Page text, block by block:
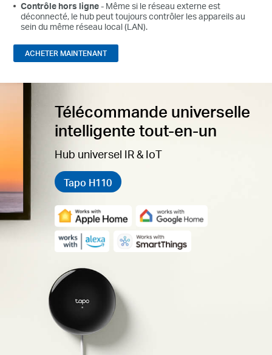
Contrôle hors ligne- Même si le réseau externe est
déconnecté, le hub peut toujours contrôler les appareils au
sein du même réseau local (LAN).
ACHETER MAINTENANT
Télécommande universelle
intelligente tout-en-un
Hub universel IR & IoT
Tapo H110